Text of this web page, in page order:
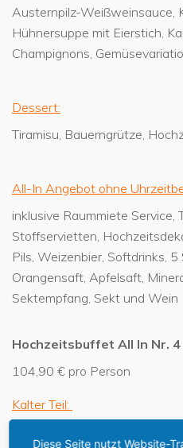
Austernpilz-Weißweinsauce,
Hühnersuppe mit Eierstich,
Champignons,
Dessert:
Tiramisu, Bauerngrütze,
All-In Angebot ohne
inklusive Raummiete Service,
Stoffservietten,
Pils, Weizenbier, Softdrinks,
Orangensaft, Apfelsaft,
Sektempfang, Sekt und Wein
Hochzeitsbuffet All In Nr. 4
104,90 € pro Person
Kalter Teil:
Diese Seite nutzt Website-